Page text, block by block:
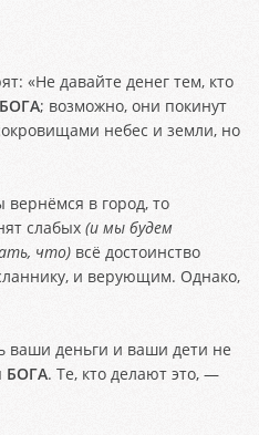
«Не давайте денег тем, кто
БОГА; возможно, они покинут
небес и земли, но
в город, то
слабых (и мы будем
что) всё достоинство
и верующим. Однако,
ваши деньги и ваши дети не
БОГА. Те, кто делают это, —